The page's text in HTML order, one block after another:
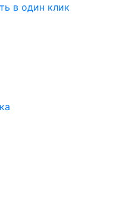
в один клик